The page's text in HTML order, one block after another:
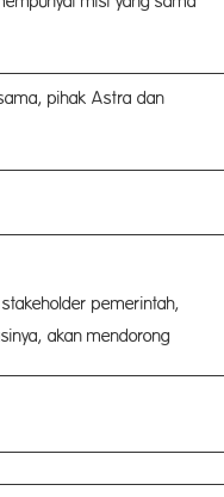
pihak Astra dan
pemerintah,
akan mendorong